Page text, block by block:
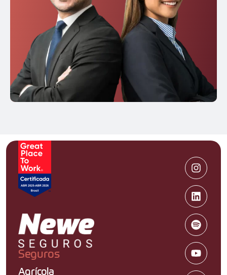
Seguros
Agrícola